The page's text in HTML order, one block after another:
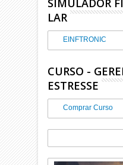
SIMULADOR
LAR
EINFTRONIC
CURSO -
ESTRESSE
Comprar Curso